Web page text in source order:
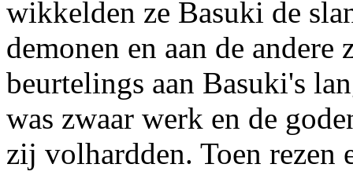
wikkelden ze Basuki de
demonen en aan de
beurtelings aan Basuki's
was zwaar werk en de
zij volhardden. Toen rezen